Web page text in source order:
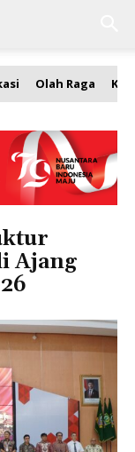
Olah Raga
Ajang